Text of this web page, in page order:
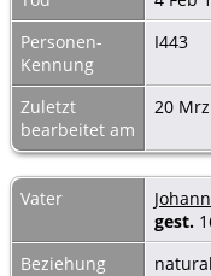
Personen-
Kennung
I443
Zuletzt
bearbeitet am
20
Vater
gest.
Beziehung
natural